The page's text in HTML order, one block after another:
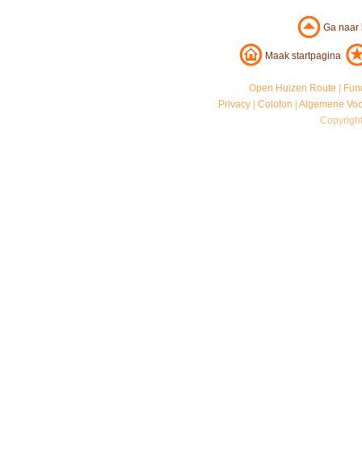
Ga
Maak startpagina
Open Huizen Route
Privacy |Colofon |Algemene